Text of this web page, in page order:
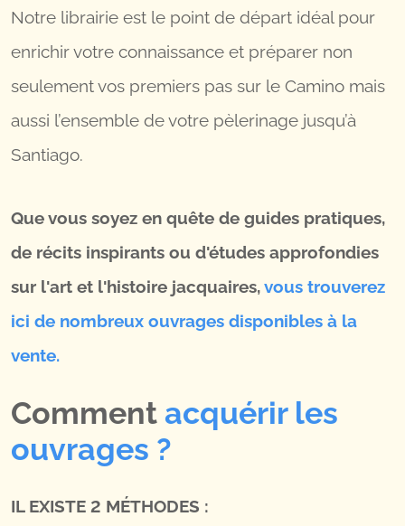
Notre librairie est le point de départ idéal pour
enrichir votre connaissance et préparer non
seulement vos premiers pas sur le Camino mais
aussi l’ensemble de votre pèlerinage jusqu’à
Santiago.
Que vous soyez en quête de guides pratiques,
de récits inspirants ou d'études approfondies
sur l'art et l'histoire jacquaires,vous trouverez
ici de nombreux ouvrages disponibles à la
vente.
Comment acquérir les
ouvrages ?
IL EXISTE 2 MÉTHODES :